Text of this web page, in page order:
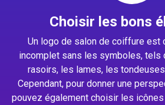
Choisir les bons
Un logo de salon de coiffure est
incomplet sans les symboles, tels
rasoirs, les lames, les
Cependant, pour donner une
pouvez également choisir les